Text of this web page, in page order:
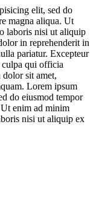
elit, sed do
magna aliqua. Ut
laboris nisi ut aliquip
in reprehenderit in
pariatur. Excepteur
culpa qui officia
sit amet,
Lorem ipsum
do eiusmod tempor
enim ad minim
nisi ut aliquip ex